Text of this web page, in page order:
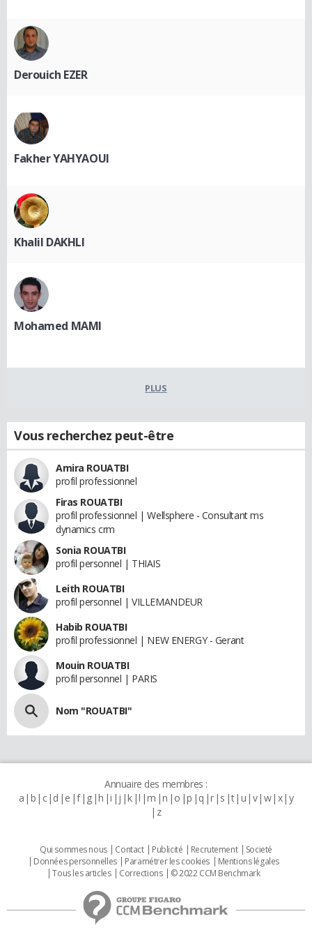
Derouich EZER
Fakher YAHYAOUI
Khalil DAKHLI
Mohamed MAMI
PLUS
Vous recherchez peut-être
Amira ROUATBI
profil professionnel
Firas ROUATBI
profil professionnel | Wellsphere - Consultant ms
dynamics crm
Sonia ROUATBI
profil personnel | THIAIS
Leith ROUATBI
profil personnel | VILLEMANDEUR
Habib ROUATBI
profil professionnel | NEW ENERGY - Gerant
Mouin ROUATBI
profil personnel | PARIS
Nom "ROUATBI"
Annuaire des membres :
a b c d e f g h i j k l m n o p q r s t u v w x y
z
Qui sommes nous Contact Publicité Recrutement
Societé
Données personnelles
Paramétrer les cookies
Mentions légales
Tous les articles
Corrections © 2022 CCM Benchmark